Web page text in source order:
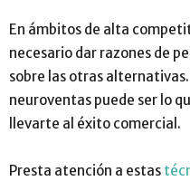
En ámbitos de alta
necesario dar razones de
sobre las otras alternativas.
neuroventas puede ser lo
llevarte al éxito comercial.
Presta atención a estas